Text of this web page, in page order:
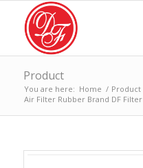
Product
You are here: Home / Product
Air Filter Rubber Brand DF Filter